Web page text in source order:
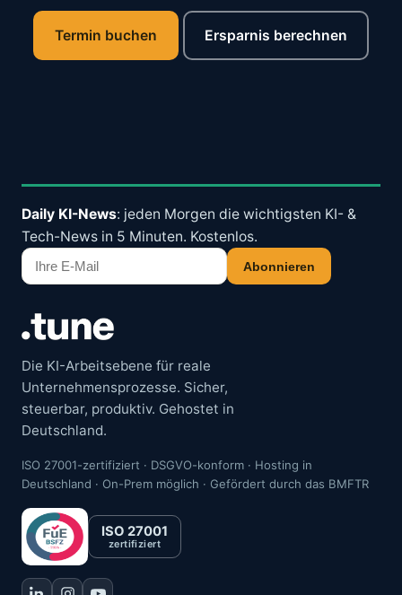
Termin buchen Ersparnis berechnen
Daily KI-News: jeden Morgen die wichtigsten KI- &
Tech-News in 5 Minuten. Kostenlos.
Abonnieren
Die KI-Arbeitsebene für reale
Unternehmensprozesse. Sicher,
steuerbar, produktiv. Gehostet in
Deutschland.
ISO 27001-zertifiziert · DSGVO-konform · Hosting in
Deutschland · On-Prem möglich · Gefördert durch das BMFTR
ISO 27001
zertifiziert